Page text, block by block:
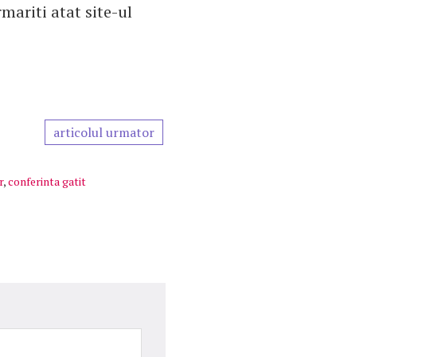
atat site-ul
articolul urmator
,conferinta gatit